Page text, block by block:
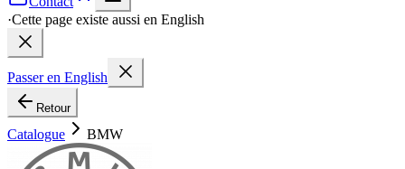
·Cette page existe aussi en English
Passer en English
Retour
Catalogue BMW